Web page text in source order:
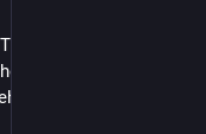
Hu: throat singing,
trascina anche